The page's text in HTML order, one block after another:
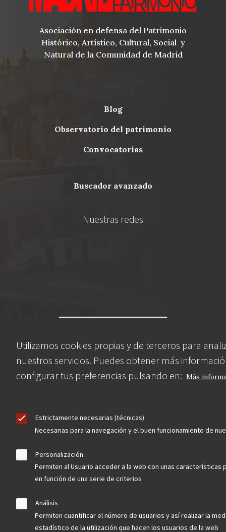
Utilizamos cookies propias y de terceros para
nuestros servicios. Puedes obtener más
configurar tus preferencias pulsando en: Más
Estrictamente necesarias (técnicas)
Necesarias para la navegación y el buen funcionamiento de
Personalización
Permiten al Usuario acceder a la web con unas características
en función de una serie de criterios
Análisis
Permiten cuantificar el número de usuarios y así realizar la
estadístico de la utilización que hacen los usuarios de la web
Asociación en defensa del Patrimonio
Histórico, Artístico, Cultural, Social y
Natural de la Comunidad de Madrid
Menu
blog
observatorio del patrimonio
convocatorias
buscador avanzado
Nuestras redes
Hazte socio
Menú
legal
Aviso Legal Política de privacidad Política de Cookies